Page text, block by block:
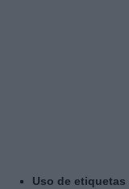
Uso de etiquetas